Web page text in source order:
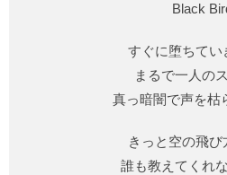
Black
すぐに堕ちてい
まるで一人の
真っ暗闇で声を枯
きっと空の飛び
誰も教えてくれ